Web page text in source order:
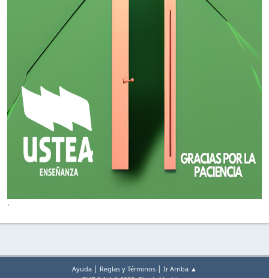
'
Ayuda | Reglas y Términos | Ir Arriba ▲